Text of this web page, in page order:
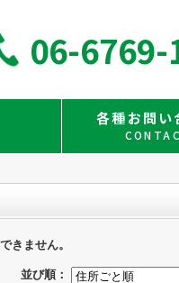
06-6769-
各種お問い
きません。
並び順：